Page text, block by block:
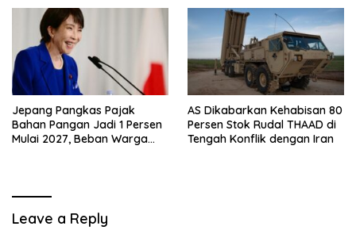
Jepang Pangkas Pajak
Bahan Pangan Jadi 1 Persen
Mulai 2027, Beban Warga
AS Dikabarkan Kehabisan 80
Persen Stok Rudal THAAD di
Tengah Konflik dengan Iran
Leave a Reply